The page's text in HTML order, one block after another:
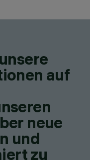
auf
neue
und
zu